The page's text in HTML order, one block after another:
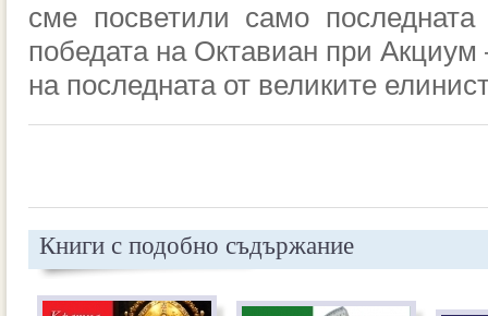
сме посветили само
победата на Октавиан при Акциум
на последната от великите
Книги с подобно съдържание